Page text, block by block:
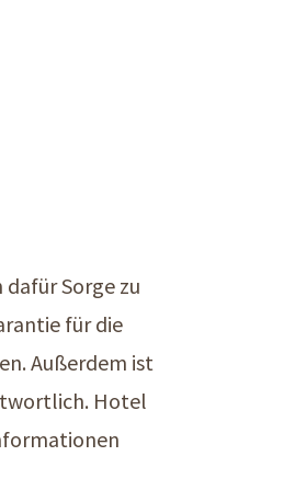
Sorge zu
für die
Außerdem ist
Hotel